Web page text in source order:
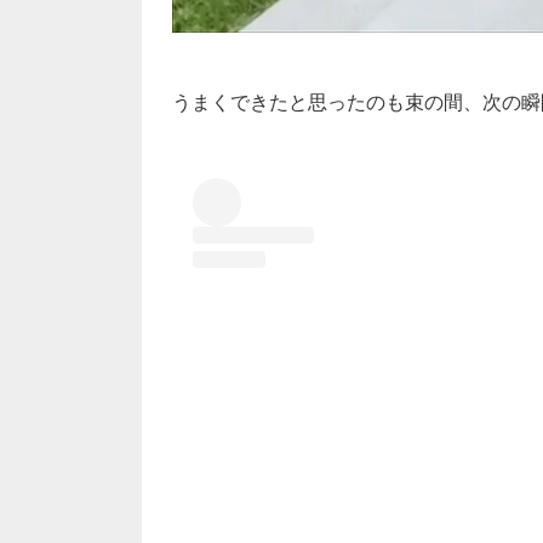
うまくできたと思ったのも束の間、次の